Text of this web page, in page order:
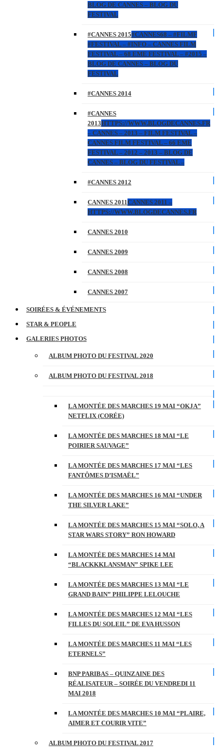
BLOG DE CANNES – BLOG DU
FESTIVAL
#CANNES 2015#CANNES68 – #FILMF
#FESTIVAL – #INFO – CANNES FILM
FESTIVAL – 68 EME FESTIVAL – #2015 –
BLOG DE CANNES – BLOG DU
FESTIVAL
#CANNES 2014
#CANNES
2013HTTPS://WWW.BLOGDECANNES.FR
– CANNES – 2013 – FILM FESTIVAL –
CANNES FILM FESTIVAL – 66 EME
FESTIVAL – 2012 – 2013 – BLOG DE
CANNES – BLOG DU FESTIVAL –
#CANNES 2012
CANNES 2011CANNES 2011 –
HTTPS://WWW.BLOGDECANNES.FR
CANNES 2010
CANNES 2009
CANNES 2008
CANNES 2007
SOIRÉES & ÉVÉNEMENTS
STAR & PEOPLE
GALERIES PHOTOS
ALBUM PHOTO DU FESTIVAL 2020
ALBUM PHOTO DU FESTIVAL 2018
LA MONTÉE DES MARCHES 19 MAI “OKJA”
NETFLIX (CORÉE)
LA MONTÉE DES MARCHES 18 MAI “LE
POIRIER SAUVAGE”
LA MONTÉE DES MARCHES 17 MAI “LES
FANTÔMES D’ISMAËL”
LA MONTÉE DES MARCHES 16 MAI “UNDER
THE SILVER LAKE”
LA MONTÉE DES MARCHES 15 MAI “SOLO, A
STAR WARS STORY” RON HOWARD
LA MONTÉE DES MARCHES 14 MAI
“BLACKKKLANSMAN” SPIKE LEE
LA MONTÉE DES MARCHES 13 MAI “LE
GRAND BAIN” PHILIPPE LELOUCHE
LA MONTÉE DES MARCHES 12 MAI “LES
FILLES DU SOLEIL” DE EVA HUSSON
LA MONTÉE DES MARCHES 11 MAI “LES
ETERNELS”
BNP PARIBAS – QUINZAINE DES
RÉALISATEUR – SOIRÉE DU VENDREDI 11
MAI 2018
LA MONTÉE DES MARCHES 10 MAI “PLAIRE,
AIMER ET COURIR VITE”
ALBUM PHOTO DU FESTIVAL 2017